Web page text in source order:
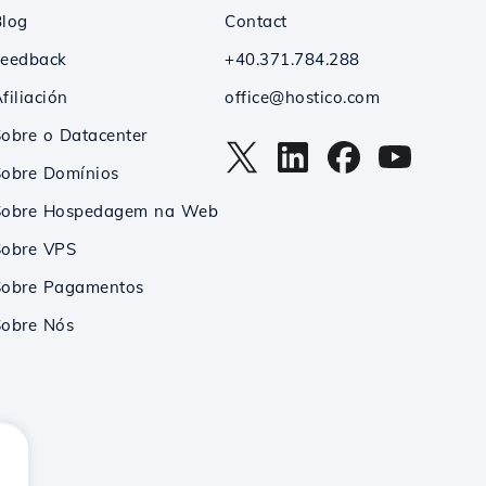
o Datacenter
Domínios
Hospedagem na Web
VPS
Pagamentos
Nós
Contact
+40.371.784.288
office@hostico.com